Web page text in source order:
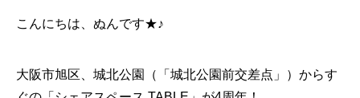
こんにちは、ぬんです★♪
大阪市旭区、城北公園（「城北公園前交差点」）からす